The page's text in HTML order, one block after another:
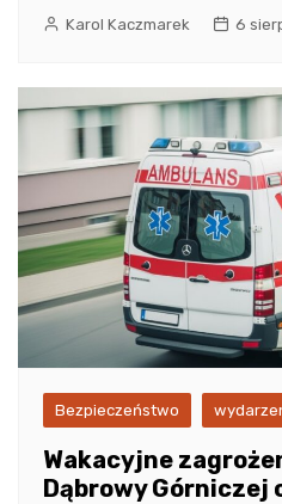
Karol Kaczmarek 6
Bezpieczeństwo
Wakacyjne
Dąbrowy Górniczej